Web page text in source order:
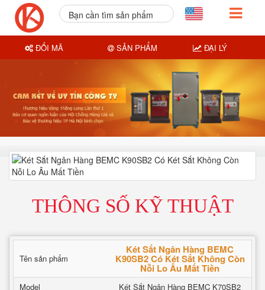
THÔNG SỐ KỸ THUẬT
Tên sản phẩm
Két Sắt Ngân Hàng BEMC
K90SB2 Có Két Sắt Không Còn
Nỗi Lo Âu Mất Tiền
Model
Két Sắt Ngân Hàng BEMC K70SB2
Bạn cần tìm sản phẩm
ĐỔI MÃ SẢN PHẨM ĐẠI LÝ